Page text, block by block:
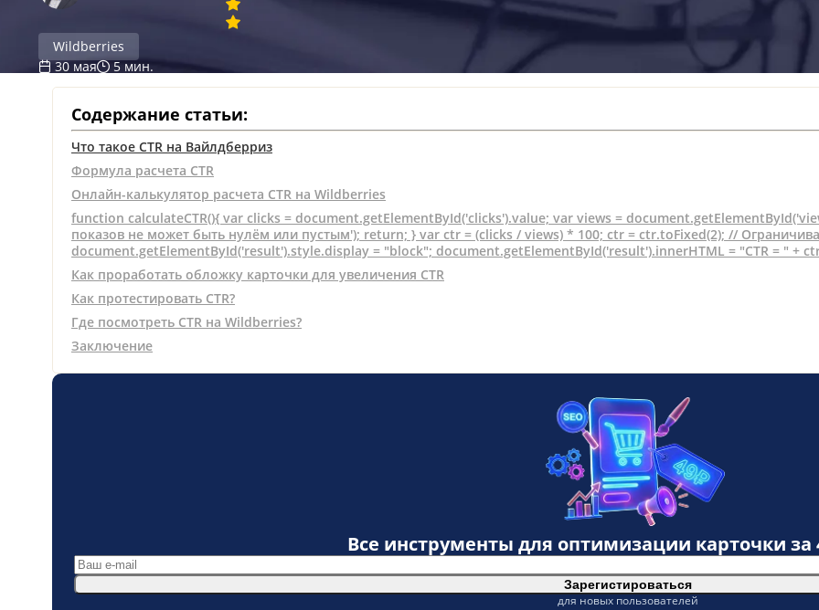
Wildberries
30 мая
5 мин.
Содержание статьи:
Что такое CTR на Вайлдберриз
Формула расчета CTR
Онлайн-калькулятор расчета CTR на Wildberries
function calculateCTR(){ var clicks = document.getElementById('clicks').value; var views =
показов не может быть нулём или пустым'); return; } var ctr = (clicks / views) * 100; ctr = ctr.toFixed(2); //
document.getElementById('result').style.display = "block"; document.getElementById('result').innerHTML = "CTR = " +
Как проработать обложку карточки для увеличения CTR
Как протестировать CTR?
Где посмотреть CTR на Wildberries?
Заключение
Все инструменты для оптимизации карточки за
Зарегистироваться
для новых пользователей